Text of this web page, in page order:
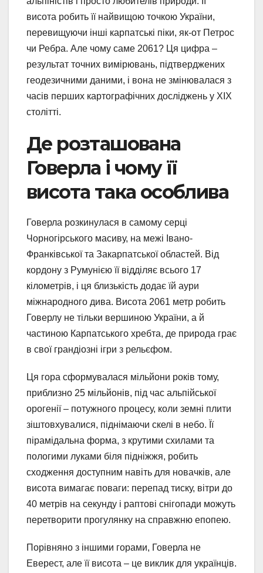
висота робить її найвищою точкою України,
перевищуючи інші карпатські піки, як-от Петрос
чи Ребра. Але чому саме 2061? Ця цифра –
результат точних вимірювань, підтверджених
геодезичними даними, і вона не змінювалася з
часів перших картографічних досліджень у XIX
столітті.
Де розташована
Говерла і чому її
висота така особлива
Говерла розкинулася в самому серці
Чорногірського масиву, на межі Івано-
Франківської та Закарпатської областей. Від
кордону з Румунією її відділяє всього 17
кілометрів, і ця близькість додає їй аури
міжнародного дива. Висота 2061 метр робить
Говерлу не тільки вершиною України, а й
частиною Карпатського хребта, де природа грає
в свої грандіозні ігри з рельєфом.
Ця гора сформувалася мільйони років тому,
приблизно 25 мільйонів, під час альпійської
орогенії – потужного процесу, коли земні плити
зіштовхувалися, піднімаючи скелі в небо. Її
пірамідальна форма, з крутими схилами та
пологими луками біля підніжжя, робить
сходження доступним навіть для новачків, але
висота вимагає поваги: перепад тиску, вітри до
40 метрів на секунду і раптові снігопади можуть
перетворити прогулянку на справжню епопею.
Порівняно з іншими горами, Говерла не
Еверест, але її висота – це виклик для українців.